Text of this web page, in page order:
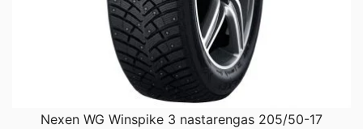
Nexen WG Winspike 3 nastarengas 205/50-17